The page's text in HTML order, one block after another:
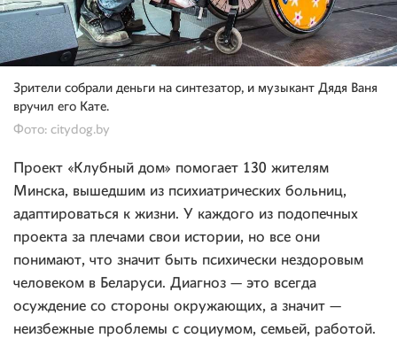
Зрители собрали деньги на синтезатор, и музыкант Дядя Ваня
вручил его Кате.
Фото: citydog.by
Проект «Клубный дом» помогает 130 жителям
Минска, вышедшим из психиатрических больниц,
адаптироваться к жизни. У каждого из подопечных
проекта за плечами свои истории, но все они
понимают, что значит быть психически нездоровым
человеком в Беларуси. Диагноз — это всегда
осуждение со стороны окружающих, а значит —
неизбежные проблемы с социумом, семьей, работой.